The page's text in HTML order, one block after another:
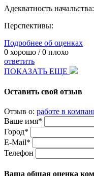
Адекватность начальства:
Перспективы:
Подробнее об оценках
0 хорошо /0 плохо
ответить
ПОКАЗАТЬ ЕЩЕ
Оставить свой отзыв
Отзыв о: работе в
Ваше имя*
Город*
E-Mail*
Телефон
Ваша общая оценка